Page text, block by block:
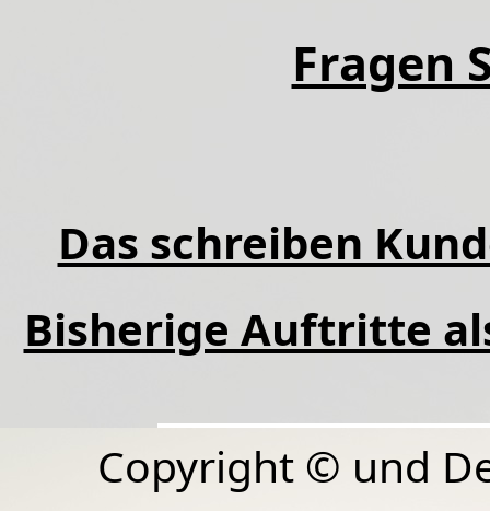
Fragen
Das schreiben
Bisherige Auftritte
Copyright © und